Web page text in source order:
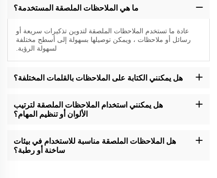
ما هي الملاحظات الملصقة المستخدمة؟
عادة ما تستخدم الملاحظات الملصقة لتدوين تذكيرات سريعة أو
رسائل أو ملاحظات ، ويمكن توصيلها بسهولة إلى أسطح مختلفة
لسهولة الرؤية.
هل يمكنني الكتابة على الملاحظات بالقلمات المختلفة؟
مختلفة من القلم، بما في ذلك أقلام الكرات والجيلي والقلم المعلن. من
المستحسن أن يتم اختبار وجود بقع أو نزيف على أسطح محددة.
هل يمكنني استخدام الملاحظات الملصقة لترتيب
الألوان أو تنظيم المهام؟
تنظيم المهام ، مما يسمح للمستخدمين بتصنيف المعلومات وتحديدها
بطريقة مرئية ومريحة.
هل الملاحظات الملصقة مناسبة للاستخدام في بيئات
ساخنة أو رطبة؟